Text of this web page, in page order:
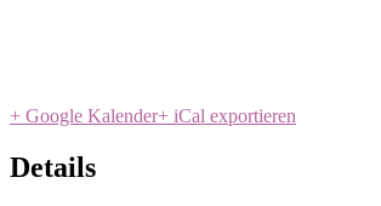
+ Google Kalender+ iCal exportieren
Details